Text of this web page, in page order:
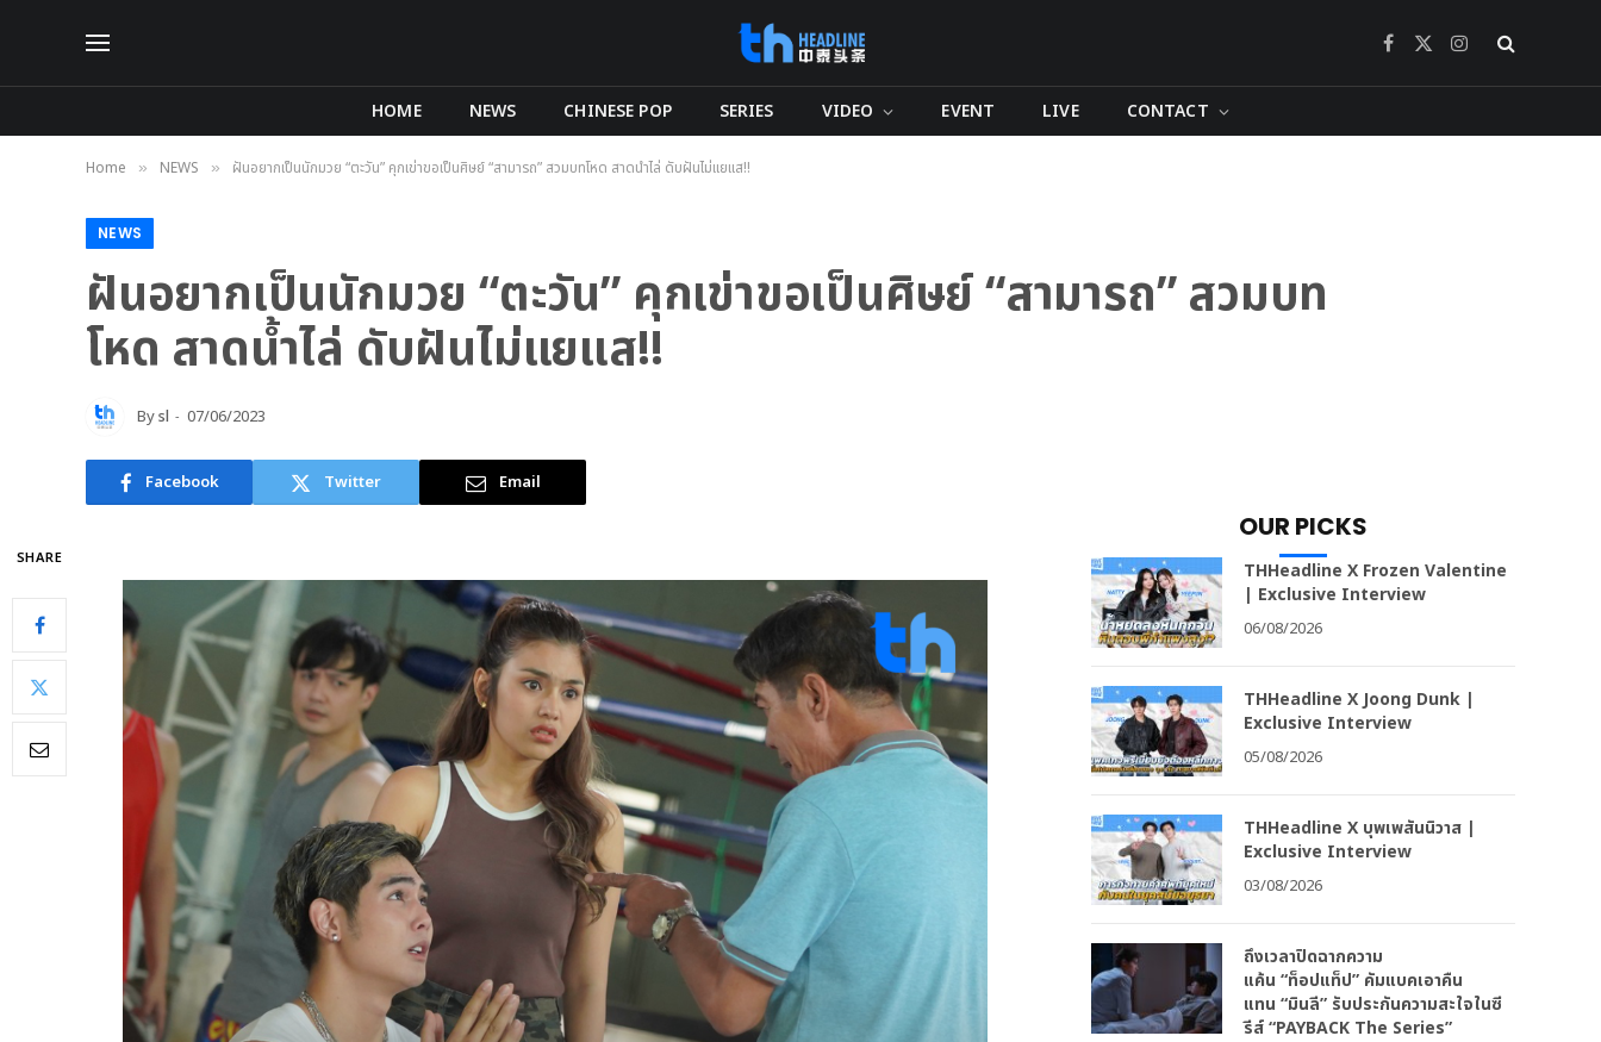
Facebook
X
Instagram
HOME NEWS CHINESE POP SERIES VIDEO EVENT LIVE CONTACT
Home » NEWS » ฝันอยากเป็นนักมวย “ตะวัน” คุกเข่าขอเป็นศิษย์ “สามารถ” สวมบทโหด สาดน้ำไล่ ดับฝันไม่แยแส!!
NEWS
ฝันอยากเป็นนักมวย “ตะวัน” คุกเข่าขอเป็นศิษย์ “สามารถ” สวมบท
โหด สาดน้ำไล่ ดับฝันไม่แยแส!!
Bysl 07/06/2023
Facebook Twitter Email
SHARE
OUR PICKS
THHeadline X Frozen Valentine
| Exclusive Interview
06/08/2026
THHeadline X Joong Dunk |
Exclusive Interview
05/08/2026
THHeadline X บุพเพสันนิวาส |
Exclusive Interview
03/08/2026
ถึงเวลาปิดฉากความ
แค้น “ท็อปแท็ป” คัมแบคเอาคืน
แทน “มินลี” รับประกันความสะใจในซี
รีส์ “PAYBACK The Series”